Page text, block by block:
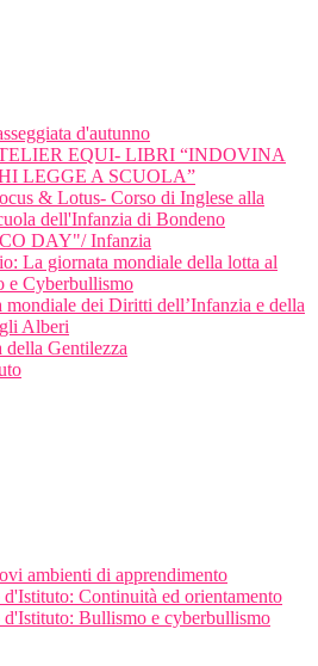
d'autunno
EQUI- LIBRI “INDOVINA
LEGGE A SCUOLA”
& Lotus- Corso di Inglese alla
dell'Infanzia di Bondeno
DAY"/ Infanzia
La giornata mondiale della lotta al
e Cyberbullismo
mondiale dei Diritti dell’Infanzia e della
Alberi
della Gentilezza
ambienti di apprendimento
d'Istituto: Continuità ed orientamento
d'Istituto: Bullismo e cyberbullismo